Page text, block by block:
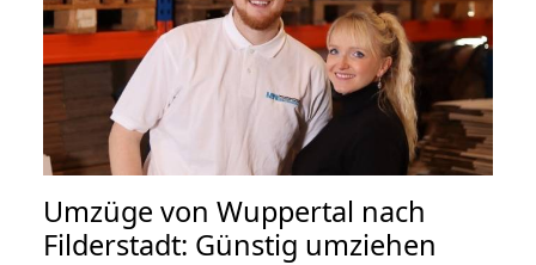
Umzüge von Wuppertal nach
Filderstadt: Günstig umziehen